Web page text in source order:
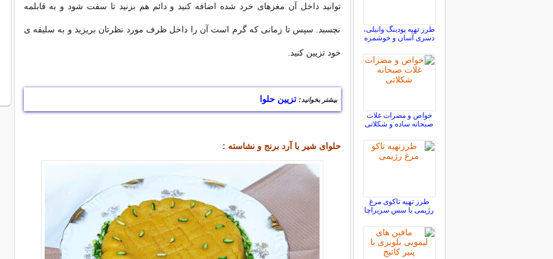
توانید داخل آن مغزهای خرد شده اضافه کنید و دائم هم بزنید تا سفت شود و به قابلمه
نچسبد. سپس تا زمانی که گرم است آن را داخل ظرف مورد نظرتان بریزید و به سلیقه ی
خود تزیین کنید.
بیشتر بخوانید: تزیین حلوا
حلوای شیر با آرد برنج و نشاسته :
طرز تهیه پودینگ وانیلی،
دسری آسان و خوشمزه
خواص و مضرات غلات
صبحانه ساده و شکلاتی
طرز تهیه تاکوی مرغ
رژیمی با سس سریراچا